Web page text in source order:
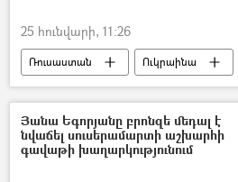
25 հունվարի, 11:26
Ռուսաստան
Ուկրաինա
Հակաօդային պաշտպանություն (ՀՕՊ)
Յանա Եգորյանը բրոնզե մեդալ է
նվաճել սուսերամարտի աշխարհի
գավաթի խաղարկությունում